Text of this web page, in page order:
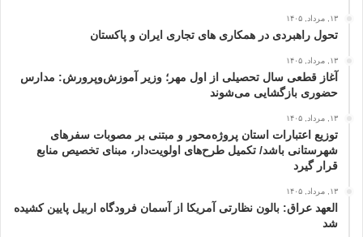
۱۳, مرداد, ۱۴۰۵
تحول راهبردی در همکاری های تجاری ایران و پاکستان
۱۳, مرداد, ۱۴۰۵
آغاز قطعی سال تحصیلی از اول مهر؛ وزیر آموزش‌وپرورش: مدارس
حضوری بازگشایی می‌شوند
۱۳, مرداد, ۱۴۰۵
توزیع اعتبارات استان پروژه‌محور و مبتنی بر مصوبات سفرهای
شهرستانی باشد/ تکمیل طرح‌های اولویت‌دار، مبنای تخصیص منابع
قرار گیرد
۱۳, مرداد, ۱۴۰۵
العهد عراق: بالون نظارتی آمریکا از آسمان فرودگاه اربیل پایین کشیده
شد